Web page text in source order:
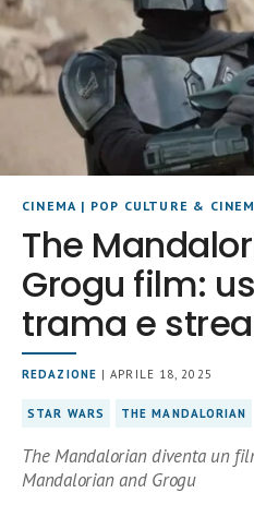
CINEMA | POP CULTURE &
The
Grogu film:
trama e
REDAZIONE | APRILE 18, 2025
STAR WARS THE MANDALORIAN
The Mandalorian diventa un
Mandalorian and Grogu